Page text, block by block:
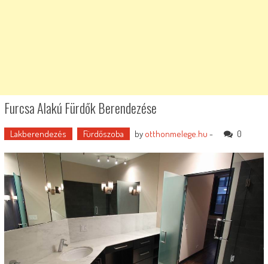
Furcsa Alakú Fürdők Berendezése
Lakberendezés Fürdőszoba by otthonmelege.hu - 0